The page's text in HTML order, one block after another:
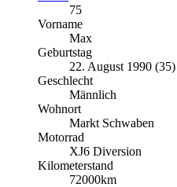
75
Vorname
Max
Geburtstag
22. August 1990 (35)
Geschlecht
Männlich
Wohnort
Markt Schwaben
Motorrad
XJ6 Diversion
Kilometerstand
72000km